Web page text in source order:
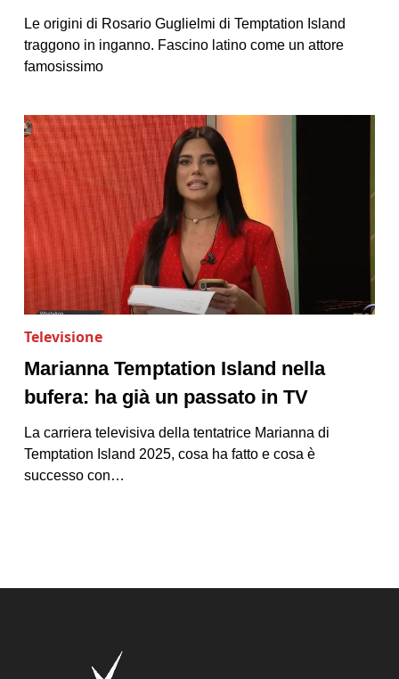
Le origini di Rosario Guglielmi di Temptation Island
traggono in inganno. Fascino latino come un attore
famosissimo
Televisione
Marianna Temptation Island nella
bufera: ha già un passato in TV
La carriera televisiva della tentatrice Marianna di
Temptation Island 2025, cosa ha fatto e cosa è
successo con…